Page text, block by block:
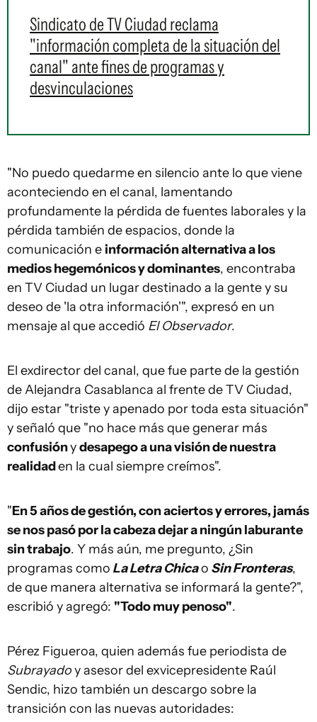
Sindicato de TV Ciudad reclama
"información completa de la situación del
canal" ante fines de programas y
desvinculaciones
"No puedo quedarme en silencio ante lo que viene
aconteciendo en el canal, lamentando
profundamente la pérdida de fuentes laborales y la
pérdida también de espacios, donde la
comunicación e información alternativa a los
medios hegemónicos y dominantes, encontraba
en TV Ciudad un lugar destinado a la gente y su
deseo de 'la otra información'", expresó en un
mensaje al que accedió El Observador.
El exdirector del canal, que fue parte de la gestión
de Alejandra Casablanca al frente de TV Ciudad,
dijo estar "triste y apenado por toda esta situación"
y señaló que "no hace más que generar más
confusiónydesapego a una visión de nuestra
realidaden la cual siempre creímos".
"En 5 años de gestión, con aciertos y errores, jamás
se nos pasó por la cabeza dejar a ningún laburante
sin trabajo. Y más aún, me pregunto, ¿Sin
programas como La Letra Chicao Sin Fronteras,
de que manera alternativa se informará la gente?",
escribió y agregó: "Todo muy penoso".
Pérez Figueroa, quien además fue periodista de
Subrayadoy asesor del exvicepresidente Raúl
Sendic, hizo también un descargo sobre la
transición con las nuevas autoridades: